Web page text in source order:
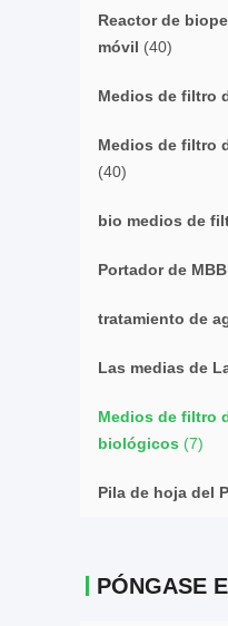
Reactor de
móvil (40)
Medios de filtro
Medios de filtro
(40)
bio medios de
Portador de
tratamiento de
Las medias de
Medios de filtro
biológicos (7)
Pila de hoja del